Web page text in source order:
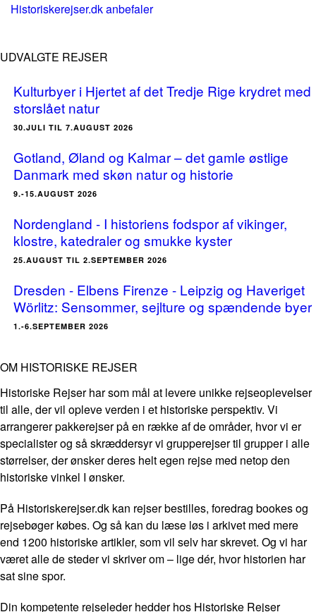
Historiskerejser.dk anbefaler
UDVALGTE REJSER
Kulturbyer i Hjertet af det Tredje Rige krydret med
storslået natur
30.JULI TIL 7.AUGUST 2026
Gotland, Øland og Kalmar – det gamle østlige
Danmark med skøn natur og historie
9.-15.AUGUST 2026
Nordengland - I historiens fodspor af vikinger,
klostre, katedraler og smukke kyster
25.AUGUST TIL 2.SEPTEMBER 2026
Dresden - Elbens Firenze - Leipzig og Haveriget
Wörlitz: Sensommer, sejlture og spændende byer
1.-6.SEPTEMBER 2026
OM HISTORISKE REJSER
Historiske Rejser har som mål at levere unikke rejseoplevelser
til alle, der vil opleve verden i et historiske perspektiv. Vi
arrangerer pakkerejser på en række af de områder, hvor vi er
specialister og så skræddersyr vi grupperejser til grupper i alle
størrelser, der ønsker deres helt egen rejse med netop den
historiske vinkel I ønsker.
På Historiskerejser.dk kan rejser bestilles, foredrag bookes og
rejsebøger købes. Og så kan du læse løs i arkivet med mere
end 1200 historiske artikler, som vil selv har skrevet. Og vi har
været alle de steder vi skriver om – lige dér, hvor historien har
sat sine spor.
Din kompetente rejseleder hedder hos Historiske Rejser